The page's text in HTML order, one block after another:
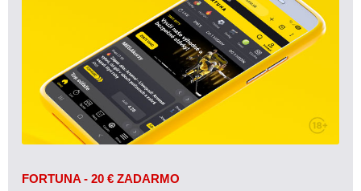
FORTUNA - 20 € ZADARMO